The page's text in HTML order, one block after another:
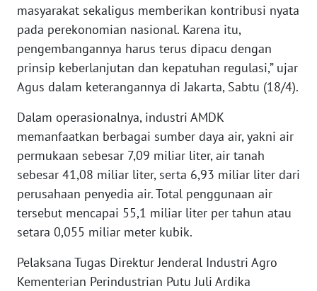
masyarakat sekaligus memberikan kontribusi nyata
pada perekonomian nasional. Karena itu,
pengembangannya harus terus dipacu dengan
prinsip keberlanjutan dan kepatuhan regulasi,” ujar
Agus dalam keterangannya di Jakarta, Sabtu (18/4).
Dalam operasionalnya, industri AMDK
memanfaatkan berbagai sumber daya air, yakni air
permukaan sebesar 7,09 miliar liter, air tanah
sebesar 41,08 miliar liter, serta 6,93 miliar liter dari
perusahaan penyedia air. Total penggunaan air
tersebut mencapai 55,1 miliar liter per tahun atau
setara 0,055 miliar meter kubik.
Pelaksana Tugas Direktur Jenderal Industri Agro
Kementerian Perindustrian Putu Juli Ardika
WN
SUMUT
WN
JAKARTA
WN
WN
BANTEN
WN
NTT
WN
KEPRI